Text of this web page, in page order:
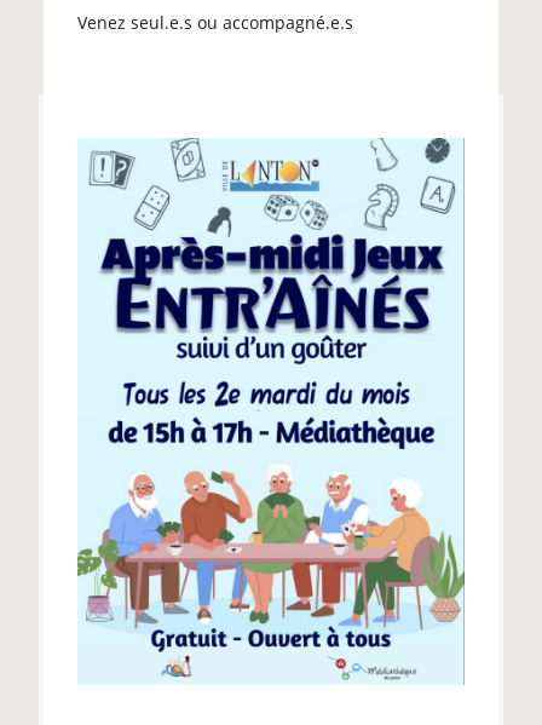
Venez seul.e.s ou accompagné.e.s